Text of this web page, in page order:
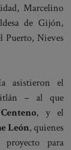
Marcelino
de Gijón,
Puerto, Nieves
asistieron el
– al que
, y el
León, quienes
para